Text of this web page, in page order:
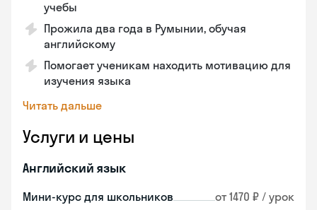
учебы
Прожила два года в Румынии, обучая
английскому
Помогает ученикам находить мотивацию для
изучения языка
Читать дальше
Услуги и цены
Английский язык
Мини-курс для школьников от 1470 ₽ / урок